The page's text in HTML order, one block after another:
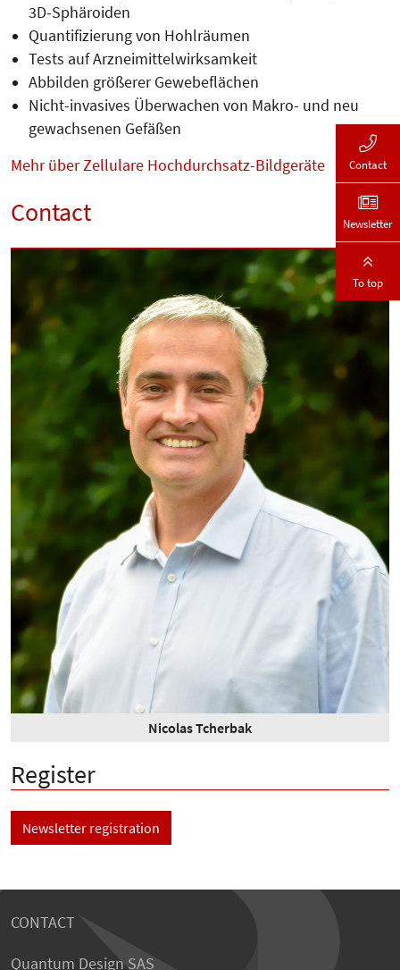
3D-Sphäroiden
Quantifizierung von Hohlräumen
Tests auf Arzneimittelwirksamkeit
Abbilden größerer Gewebeflächen
Nicht-invasives Überwachen von Makro- und neu
gewachsenen Gefäßen
Mehr über Zellulare Hochdurchsatz-Bildgeräte
Contact
Nicolas Tcherbak
Register
Newsletter registration
CONTACT
Quantum Design SAS
Contact
Newsletter
To top